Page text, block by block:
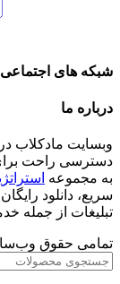
شبکه های اجتماعی
درباره ما
دسترسی راحت
به مجموعه
سریع، دانلود
تبلیغات از جمله
تمامی حقوق